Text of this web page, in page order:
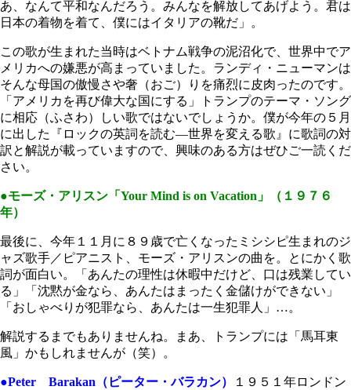
あ、なんて平和なんだろう。みんなを解放してあげよう。君は
日本の着物を着て、僕にはイタリアの靴だ」。
この歌が生まれた当時はベトナム戦争の泥沼化で、世界中でア
メリカへの嫌悪が高まっていました。ランディ・ニューマンは
そんな母国の傲慢さや奢（おご）りを痛烈に皮肉ったのです。
「アメリカを再び偉大な国にする」トランプのテーマ・ソング
に相応（ふさわ）しい歌ではないでしょうか。僕が今年の５月
に出した『ロックの英詞を読む―世界を変える歌』に歌詞の対
訳と解説が載っていますので、興味のある方はぜひご一読くだ
さい。
●モーズ・アリスン「Your Mind is on Vacation」（１９７６
年）
最後に、今年１１月に８９歳で亡くなったミシシピ生まれのジ
ャズ歌手／ピアニスト、モーズ・アリスンの曲を。とにかく歌
詞が面白い。「あんたの理性は休暇中だけど、口は残業してい
る」「沈黙が金なら、あんたはまったく金儲けができない」
「おしゃべりが犯罪なら、あんたは一生犯罪人」…。
解説するまでもありませんね。まあ、トランプには「馬耳東
風」かもしれませんが（笑）。
●Peter Barakan（ピーター・バラカン）
１９５１年ロンドン